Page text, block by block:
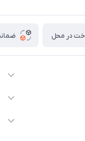
در محل